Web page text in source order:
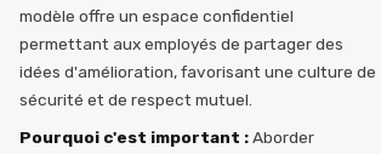
modèle offre un espace confidentiel
permettant aux employés de partager des
idées d'amélioration, favorisant une culture de
sécurité et de respect mutuel.
Pourquoi c'est important :Aborder